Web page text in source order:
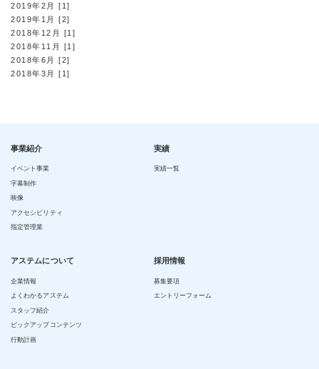
2019年2月 [1]
2019年1月 [2]
2018年12月 [1]
2018年11月 [1]
2018年6月 [2]
2018年3月 [1]
事業紹介
イベント事業
字幕制作
映像
アクセシビリティ
指定管理業
実績
実績一覧
アステムについて
企業情報
よくわかるアステム
スタッフ紹介
ピックアップコンテンツ
行動計画
採用情報
募集要項
エントリーフォーム